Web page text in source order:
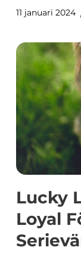
11 januari 2024
Lucky
Loyal